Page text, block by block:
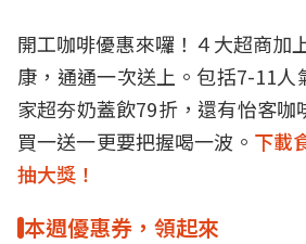
開工咖啡優惠來囉！４大超商加
康，通通一次送上。包括7-11人
家超夯奶蓋飲79折，還有怡客咖
買一送一更要把握喝一波。 下載
抽大獎！
本週優惠券，領起來